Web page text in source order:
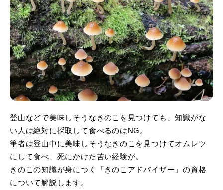
登山などで美味しそうなきのこを見つけても、知識がな
い人は絶対に採取して食べるのはNG。
筆者は登山中に美味しそうなきのこを見つけてオムレツ
にして食べ、死にかけた苦い経験が。
きのこの知識が身につく「きのこアドバイザー」の資格
について解説します。